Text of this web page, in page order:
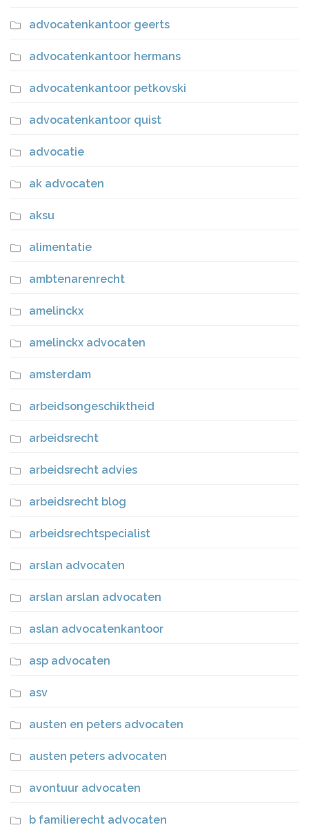
advocatenkantoor geerts
advocatenkantoor hermans
advocatenkantoor petkovski
advocatenkantoor quist
advocatie
ak advocaten
aksu
alimentatie
ambtenarenrecht
amelinckx
amelinckx advocaten
amsterdam
arbeidsongeschiktheid
arbeidsrecht
arbeidsrecht advies
arbeidsrecht blog
arbeidsrechtspecialist
arslan advocaten
arslan arslan advocaten
aslan advocatenkantoor
asp advocaten
asv
austen en peters advocaten
austen peters advocaten
avontuur advocaten
b familierecht advocaten